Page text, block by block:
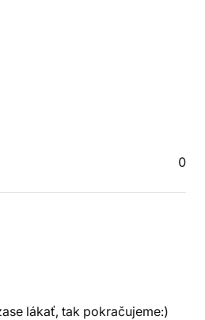
0
lákať, tak pokračujeme:)